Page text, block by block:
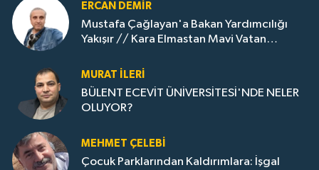
ERCAN DEMIR
Mustafa Çağlayan'a Bakan Yardımcılığı
Yakışır // ​Kara Elmastan Mavi Vatan
MURAT İLERI
BÜLENT ECEVİT ÜNİVERSİTESİ'NDE NELER
OLUYOR?
MEHMET ÇELEBI
Çocuk Parklarından Kaldırımlara: İşgal